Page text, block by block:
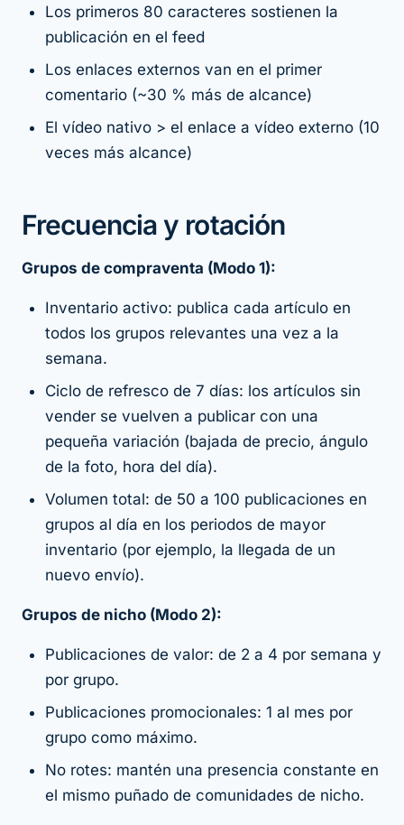
Los primeros 80 caracteres sostienen la
publicación en el feed
Los enlaces externos van en el primer
comentario (~30 % más de alcance)
El vídeo nativo > el enlace a vídeo externo (10
veces más alcance)
Frecuencia y rotación
Grupos de compraventa (Modo 1):
Inventario activo: publica cada artículo en
todos los grupos relevantes una vez a la
semana.
Ciclo de refresco de 7 días: los artículos sin
vender se vuelven a publicar con una
pequeña variación (bajada de precio, ángulo
de la foto, hora del día).
Volumen total: de 50 a 100 publicaciones en
grupos al día en los periodos de mayor
inventario (por ejemplo, la llegada de un
nuevo envío).
Grupos de nicho (Modo 2):
Publicaciones de valor: de 2 a 4 por semana y
por grupo.
Publicaciones promocionales: 1 al mes por
grupo como máximo.
No rotes: mantén una presencia constante en
el mismo puñado de comunidades de nicho.